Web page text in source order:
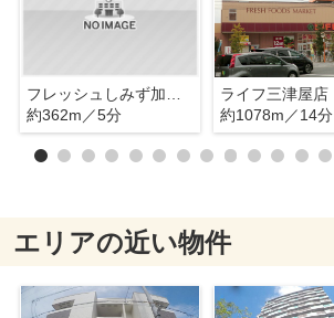
約362m／5分
ライフ三津屋店
約1078m／14分
エリアの近い物件